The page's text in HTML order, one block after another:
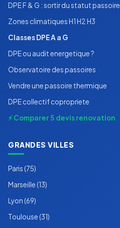
DPE F & G : sortir du statut passoire
Zones climatiques H1 H2 H3
Classes DPE A a G
DPE ou audit energetique ?
Observatoire des passoires
Vendre une passoire thermique
DPE collectif copropriete
⚡ Comparer 5 devis renovation
GRANDES VILLES
Paris (75)
Marseille (13)
Lyon (69)
Toulouse (31)